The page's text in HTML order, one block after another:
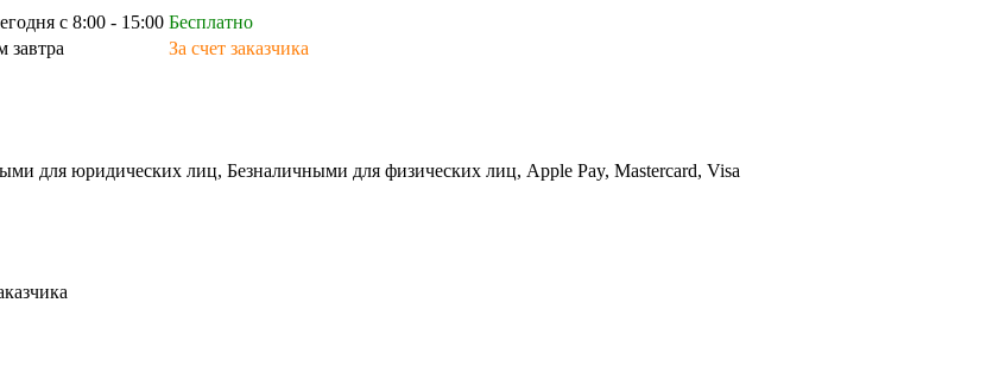
с 8:00 - 15:00 Бесплатно
завтра За счет заказчика
для юридических лиц, Безналичными для физических лиц, Apple Pay, Mastercard, Visa